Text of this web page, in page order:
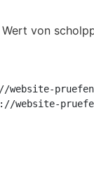
website-